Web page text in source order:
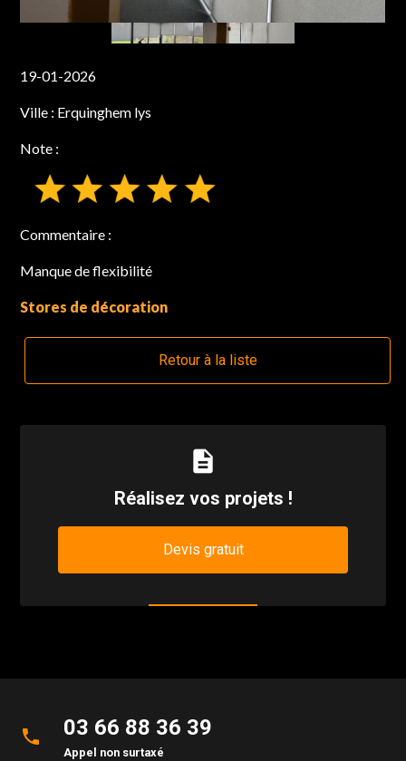
19-01-2026
Ville : Erquinghem lys
Note :
Commentaire :
Manque de flexibilité
Stores de décoration
Retour à la liste
description
Réalisez vos projets !
Devis gratuit
phone 03 66 88 36 39
Appel non surtaxé